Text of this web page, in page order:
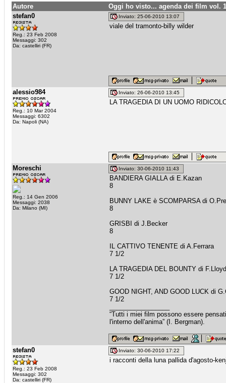
Autore
Oggi ho visto... agenda dei film vol.
stefan0
Reg.: 23 Feb 2008
Messaggi: 302
Da: castelliri (FR)
Inviato: 25-06-2010 13:07
viale del tramonto-billy wilder
alessio984
Reg.: 10 Mar 2004
Messaggi: 6302
Da: Napoli (NA)
Inviato: 26-06-2010 13:45
LA TRAGEDIA DI UN UOMO
Moreschi
Reg.: 14 Gen 2006
Messaggi: 2038
Da: Milano (MI)
Inviato: 30-06-2010 11:43
BANDIERA GIALLA di E.Kazan
8
BUNNY LAKE è SCOMPARSA di
8
GRISBI di J.Becker
8
IL CATTIVO TENENTE di A.Ferrara
7 1/2
LA TRAGEDIA DEL BOUNTY di F.Lloyd
7 1/2
GOOD NIGHT, AND GOOD LUCK di
7 1/2
“Tutti i miei film possono essere
l'interno dell'anima” (I. Bergman).
stefan0
Reg.: 23 Feb 2008
Messaggi: 302
Da: castelliri (FR)
Inviato: 30-06-2010 17:22
i racconti della luna pallida d'agosto-